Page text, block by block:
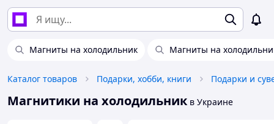
Магниты на холодильник Магниты на
Каталог товаров Подарки, хобби, книги Подарки и
Магнитики на холодильник в Украине